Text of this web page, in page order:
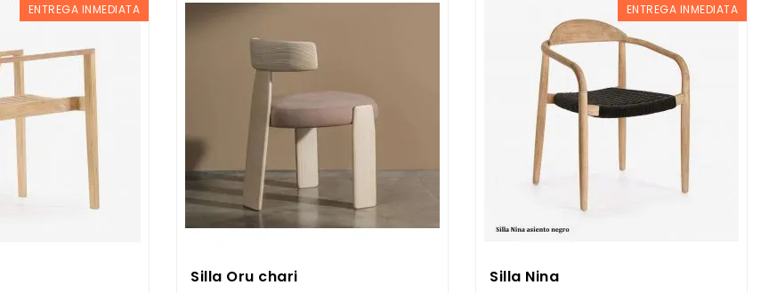
ENTREGA INMEDIATA
Silla Oru chari
ENTREGA INMEDIATA
Silla Nina